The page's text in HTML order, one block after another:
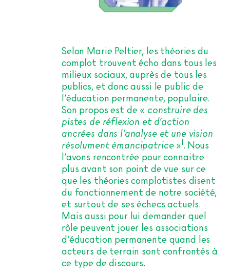
Selon Marie Peltier, les théories du
complot trouvent écho dans tous les
milieux sociaux, auprès de tous les
publics, et donc aussi le public de
l’éducation permanente, populaire.
Son propos est de « construire des
pistes de réflexion et d’action
ancrées dans l’analyse et une vision
résolument émancipatrice»1. Nous
l’avons rencontrée pour connaitre
plus avant son point de vue sur ce
que les théories complotistes disent
du fonctionnement de notre société,
et surtout de ses échecs actuels.
Mais aussi pour lui demander quel
rôle peuvent jouer les associations
d’éducation permanente quand les
acteurs de terrain sont confrontés à
ce type de discours.